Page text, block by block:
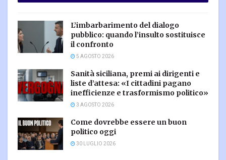
L’imbarbarimento del dialogo
pubblico: quando l’insulto sostituisce
il confronto
5 AGOSTO 2026
Sanità siciliana, premi ai dirigenti e
liste d’attesa: «I cittadini pagano
inefficienze e trasformismo politico»
3 AGOSTO 2026
Come dovrebbe essere un buon
politico oggi
30 LUGLIO 2026